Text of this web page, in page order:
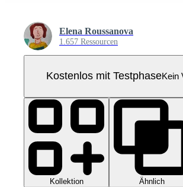
Elena Roussanova
1.657 Ressourcen
Kostenlos mit TestphaseKein
Kollektion Ähnlich